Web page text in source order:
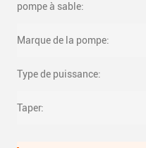
pompe à sable:
Marque de la pompe:
Type de puissance:
Taper: